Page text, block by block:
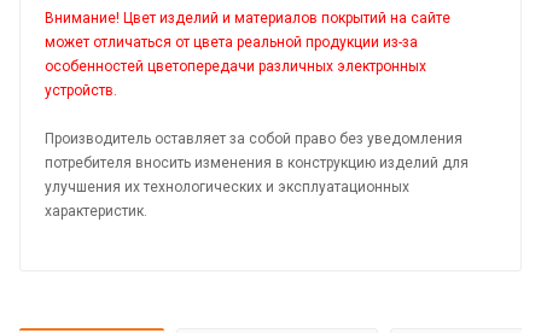
Внимание! Цвет изделий и материалов покрытий на сайте
может отличаться от цвета реальной продукции из-за
особенностей цветопередачи различных электронных
устройств.
Производитель оставляет за собой право без уведомления
потребителя вносить изменения в конструкцию изделий для
улучшения их технологических и эксплуатационных
характеристик.